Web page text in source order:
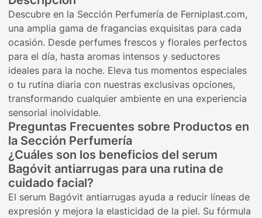
Descubre en la Sección Perfumería de Ferniplast.com,
una amplia gama de fragancias exquisitas para cada
ocasión. Desde perfumes frescos y florales perfectos
para el día, hasta aromas intensos y seductores
ideales para la noche. Eleva tus momentos especiales
o tu rutina diaria con nuestras exclusivas opciones,
transformando cualquier ambiente en una experiencia
sensorial inolvidable.
Preguntas Frecuentes sobre Productos en
la Sección Perfumería
¿Cuáles son los beneficios del serum
Bagóvit antiarrugas para una rutina de
cuidado facial?
El serum Bagóvit antiarrugas ayuda a reducir líneas de
expresión y mejora la elasticidad de la piel. Su fórmula